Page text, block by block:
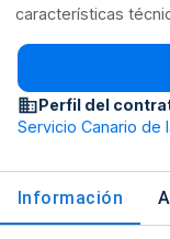
características
Perfil del
Servicio Canario de
Información